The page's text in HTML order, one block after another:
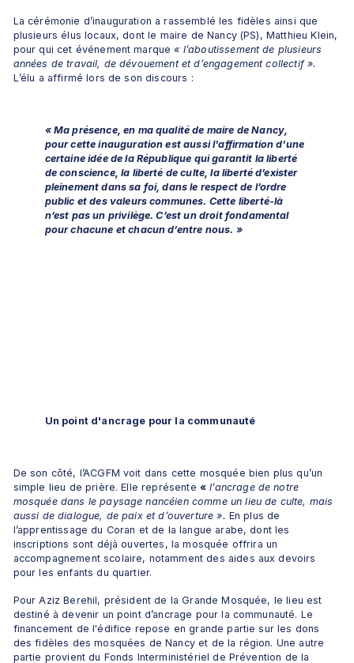
La cérémonie d’inauguration a rassemblé les fidèles ainsi que
plusieurs élus locaux, dont le maire de Nancy (PS), Matthieu Klein,
pour qui cet événement marque « l’aboutissement de plusieurs
années de travail, de dévouement et d’engagement collectif ».
L’élu a affirmé lors de son discours :
« Ma présence, en ma qualité de maire de Nancy,
pour cette inauguration est aussi l'affirmation d'une
certaine idée de la République qui garantit la liberté
de conscience, la liberté de culte, la liberté d’exister
pleinement dans sa foi, dans le respect de l’ordre
public et des valeurs communes. Cette liberté-là
n’est pas un privilège. C’est un droit fondamental
pour chacune et chacun d’entre nous. »
Un point d'ancrage pour la communauté
De son côté, l’ACGFM voit dans cette mosquée bien plus qu’un
simple lieu de prière. Elle représente « l’ancrage de notre
mosquée dans le paysage nancéien comme un lieu de culte, mais
aussi de dialogue, de paix et d’ouverture ». En plus de
l’apprentissage du Coran et de la langue arabe, dont les
inscriptions sont déjà ouvertes, la mosquée offrira un
accompagnement scolaire, notamment des aides aux devoirs
pour les enfants du quartier.
Pour Aziz Berehil, président de la Grande Mosquée, le lieu est
destiné à devenir un point d’ancrage pour la communauté. Le
financement de l'édifice repose en grande partie sur les dons
des fidèles des mosquées de Nancy et de la région. Une autre
partie provient du Fonds Interministériel de Prévention de la